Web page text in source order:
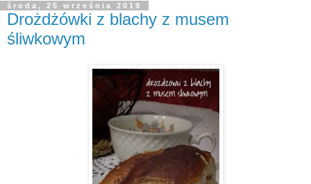
środa, 25 września 2019
Drożdżówki z blachy z musem
śliwkowym